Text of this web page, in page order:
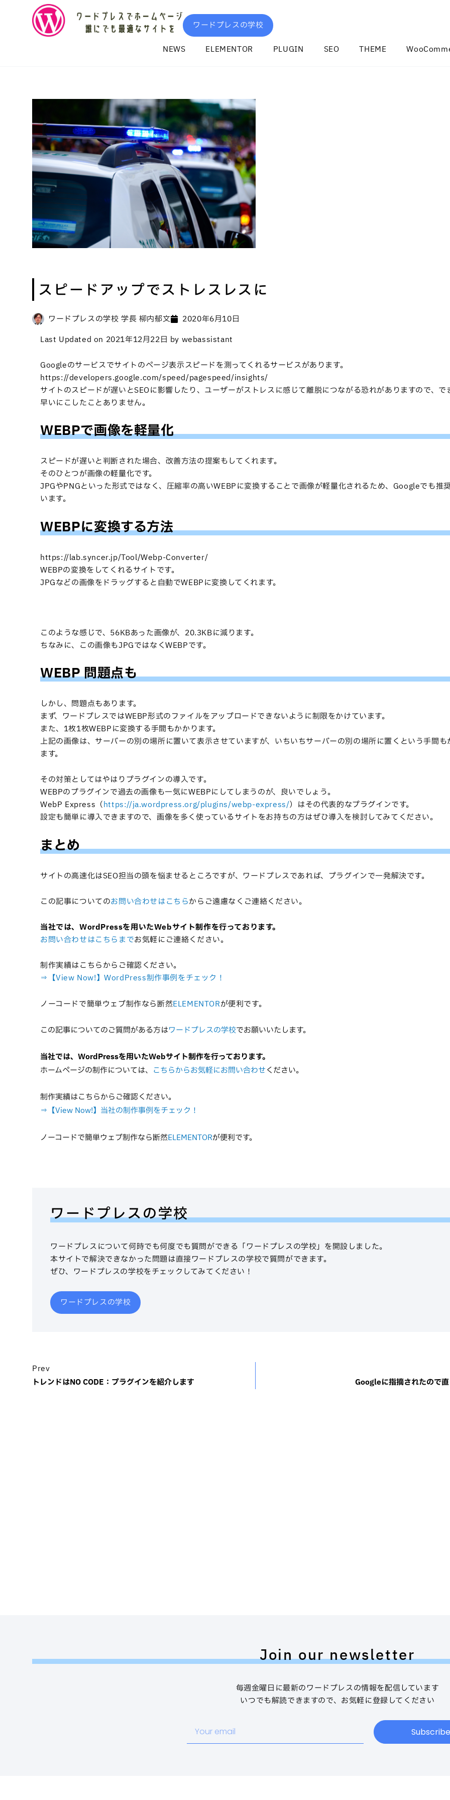
ワードプレスの学校
NEWS ELEMENTOR PLUGIN SEO THEME
スピードアップでストレスレスに
ワードプレスの学校 学長 柳内郁文
2020年6月10日
Last Updated on 2021年12月22日 by webassistant
Googleのサービスでサイトのページ表示スピードを測ってくれるサービスがあります。
https://developers.google.com/speed/pagespeed/insights/
サイトのスピードが遅いとSEOに影響したり、ユーザーがストレスに感じて離脱につながる恐れがありますので、で
早いにこしたことありません。
WEBPで画像を軽量化
スピードが遅いと判断された場合、改善方法の提案もしてくれます。
そのひとつが画像の軽量化です。
JPGやPNGといった形式ではなく、圧縮率の高いWEBPに変換することで画像が軽量化されるため、Googleでも推
います。
WEBPに変換する方法
https://lab.syncer.jp/Tool/Webp-Converter/
WEBPの変換をしてくれるサイトです。
JPGなどの画像をドラッグすると自動でWEBPに変換してくれます。
このような感じで、56KBあった画像が、20.3KBに減ります。
ちなみに、この画像もJPGではなくWEBPです。
WEBP 問題点も
しかし、問題点もあります。
まず、ワードプレスではWEBP形式のファイルをアップロードできないように制限をかけています。
また、1枚1枚WEBPに変換する手間もかかります。
上記の画像は、サーバーの別の場所に置いて表示させていますが、いちいちサーバーの別の場所に置くという手間も
ます。
その対策としてはやはりプラグインの導入です。
WEBPのプラグインで過去の画像も一気にWEBPにしてしまうのが、良いでしょう。
WebP Express（https://ja.wordpress.org/plugins/webp-express/）はその代表的なプラグインです。
設定も簡単に導入できますので、画像を多く使っているサイトをお持ちの方はぜひ導入を検討してみてください。
まとめ
サイトの高速化はSEO担当の頭を悩ませるところですが、ワードプレスであれば、プラグインで一発解決です。
この記事についてのお問い合わせはこちらからご遠慮なくご連絡ください。
当社では、WordPressを用いたWebサイト制作を行っております。
お問い合わせはこちらまでお気軽にご連絡ください。
制作実績はこちらからご確認ください。
⇒【View Now!】WordPress制作事例をチェック！
ノーコードで簡単ウェブ制作なら断然ELEMENTORが便利です。
この記事についてのご質問がある方はワードプレスの学校でお願いいたします。
当社では、WordPressを用いたWebサイト制作を行っております。
ホームページの制作については、 こちらからお気軽にお問い合わせください。
制作実績はこちらからご確認ください。
⇒【View Now!】当社の制作事例をチェック！
ノーコードで簡単ウェブ制作なら断然ELEMENTORが便利です。
ワードプレスの学校
ワードプレスについて何時でも何度でも質問ができる「ワードプレスの学校」を開設しました。
本サイトで解決できなかった問題は直接ワードプレスの学校で質問ができます。
ぜひ、ワードプレスの学校をチェックしてみてください！
ワードプレスの学校
Prev
トレンドはNO CODE：プラグインを紹介します
Googleに指摘されたので
Join our newsletter
毎週金曜日に最新のワードプレスの情報を配信しています
いつでも解読できますので、お気軽に登録してください
email
Subscribe